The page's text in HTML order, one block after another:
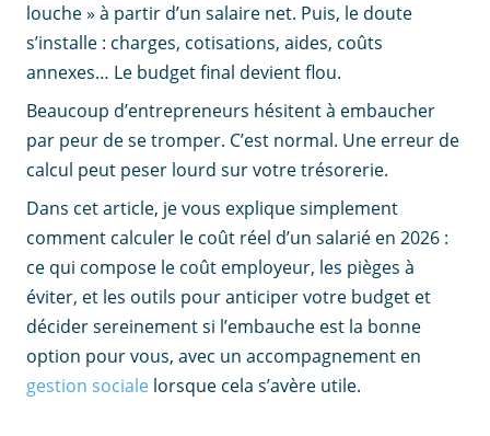
louche » à partir d’un salaire net. Puis, le doute
s’installe : charges, cotisations, aides, coûts
annexes… Le budget final devient flou.
Beaucoup d’entrepreneurs hésitent à embaucher
par peur de se tromper. C’est normal. Une erreur de
calcul peut peser lourd sur votre trésorerie.
Dans cet article, je vous explique simplement
comment calculer le coût réel d’un salarié en 2026 :
ce qui compose le coût employeur, les pièges à
éviter, et les outils pour anticiper votre budget et
décider sereinement si l’embauche est la bonne
option pour vous, avec un accompagnement en
gestion sociale lorsque cela s’avère utile.